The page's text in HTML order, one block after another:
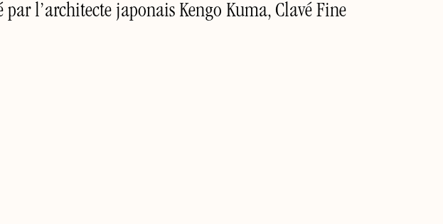
l’architecte japonais Kengo Kuma, Clavé Fine